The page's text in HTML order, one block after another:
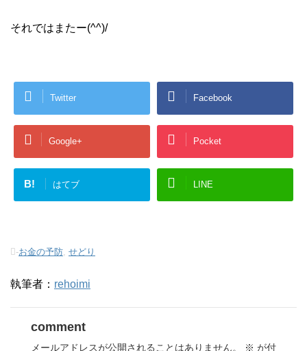
それではまたー(^^)/
Twitter Facebook
Google+ Pocket
B! はてブ LINE
-お金の予防 せどり
執筆者： rehoimi
comment
メールアドレスが公開されることはありません。 ※ が付